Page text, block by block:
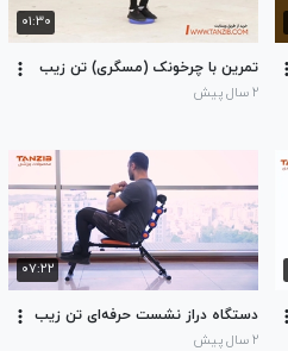
۰۱:۳۰
تمرین با چرخونک (مسگری) تن زیب
۲ سال پیش
۰۷:۲۲
دستگاه دراز نشست حرفه‌ای تن زیب
۲ سال پیش